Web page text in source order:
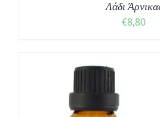
Λάδι
€8,80